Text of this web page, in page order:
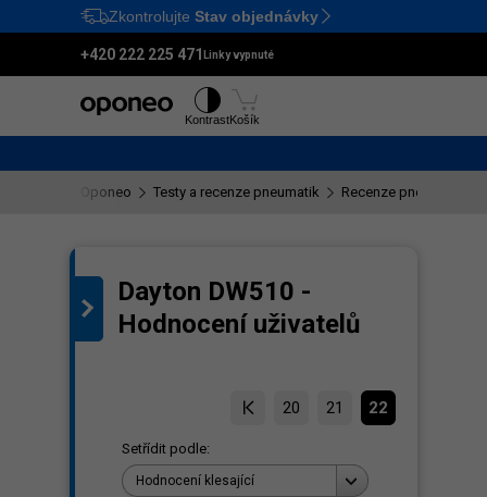
Ctrl M
Zkontrolujte Stav objednávky
+420 222 225 471 Linky vypnuté
KontrastKošík
Oponeo Testy a recenze pneumatik Recenze pneumatik
Dayton DW510 -
Hodnocení uživatelů
20 21 22
Setřídit podle:
Hodnocení klesající